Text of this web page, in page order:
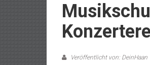
Veröffentlicht von: DeinHaan